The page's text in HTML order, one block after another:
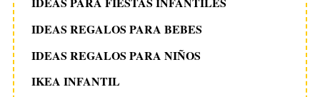
IDEAS REGALOS PARA BEBES
IDEAS REGALOS PARA NIÑOS
IKEA INFANTIL